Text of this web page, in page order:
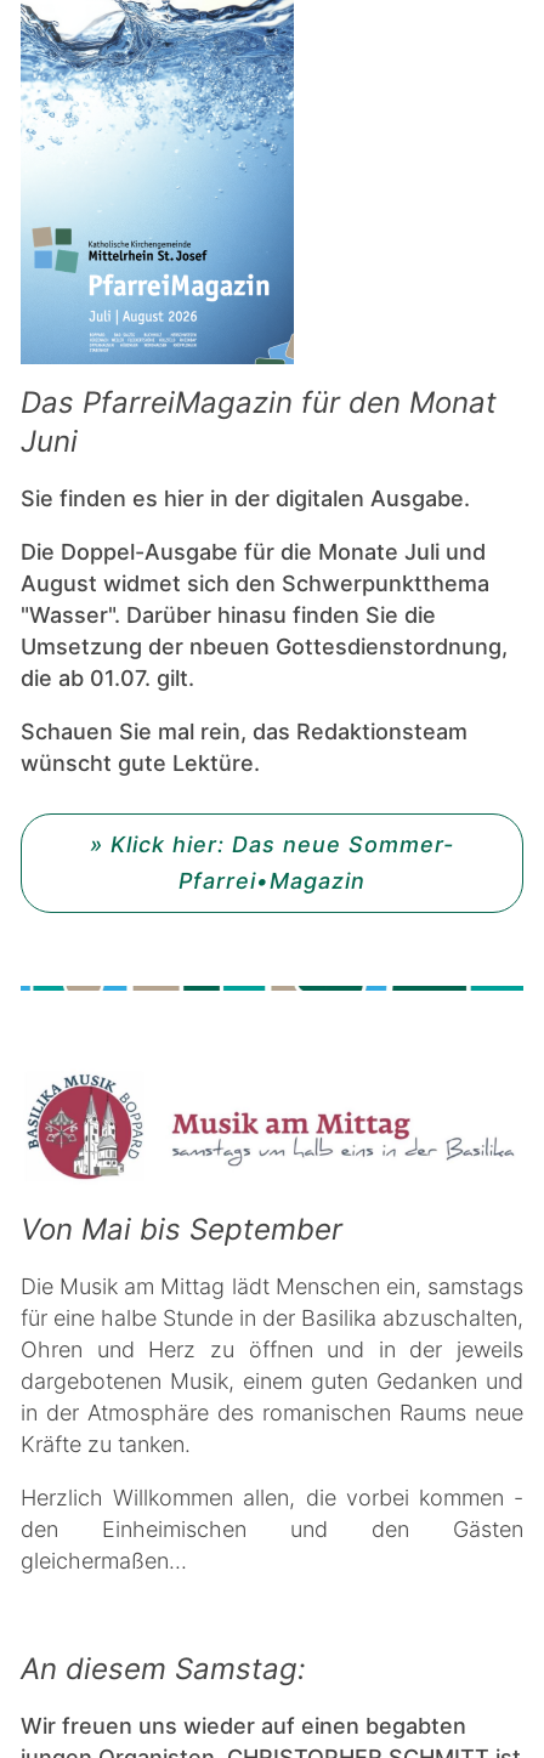
Das PfarreiMagazin für den Monat
Juni
Sie finden es hier in der digitalen Ausgabe.
Die Doppel-Ausgabe für die Monate Juli und
August widmet sich den Schwerpunktthema
"Wasser". Darüber hinasu finden Sie die
Umsetzung der nbeuen Gottesdienstordnung,
die ab 01.07. gilt.
Schauen Sie mal rein, das Redaktionsteam
wünscht gute Lektüre.
» Klick hier: Das neue Sommer-
Pfarrei•Magazin
Von Mai bis September
Die Musik am Mittag lädt Menschen ein, samstags
für eine halbe Stunde in der Basilika abzuschalten,
Ohren und Herz zu öffnen und in der jeweils
dargebotenen Musik, einem guten Gedanken und
in der Atmosphäre des romanischen Raums neue
Kräfte zu tanken.
Herzlich Willkommen allen, die vorbei kommen -
den Einheimischen und den Gästen
gleichermaßen...
An diesem Samstag:
Wir freuen uns wieder auf einen begabten